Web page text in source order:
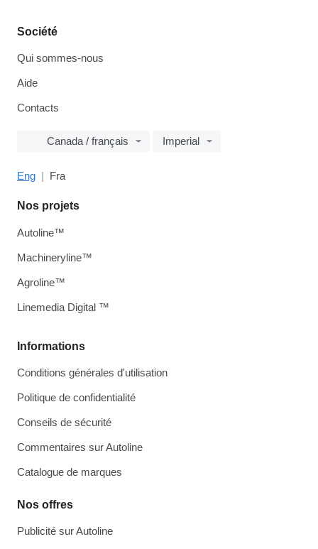
Société
Qui sommes-nous
Aide
Contacts
Canada / français Imperial
Eng Fra
Informations
Conditions générales d'utilisation
Politique de confidentialité
Conseils de sécurité
Commentaires sur Autoline
Catalogue de marques
Nos offres
Publicité sur Autoline
Nos projets
Autoline™
Machineryline™
Agroline™
Linemedia Digital ™